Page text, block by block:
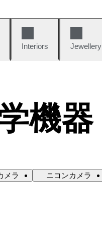
Interiors Jewellery
機器
メラ ニコンカメラ